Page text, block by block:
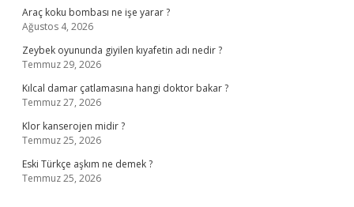
Araç koku bombası ne işe yarar ?
Ağustos 4, 2026
Zeybek oyununda giyilen kıyafetin adı nedir ?
Temmuz 29, 2026
Kılcal damar çatlamasına hangi doktor bakar ?
Temmuz 27, 2026
Klor kanserojen midir ?
Temmuz 25, 2026
Eski Türkçe aşkım ne demek ?
Temmuz 25, 2026